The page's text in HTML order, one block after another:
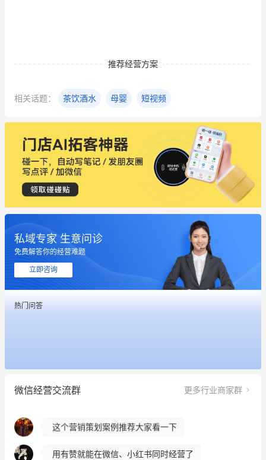
推荐经营方案
相关话题： 茶饮酒水 母婴 短视频
私域专家 生意问诊
免费解答你的经营难题
立即咨询
热门问答
微信经营交流群 更多行业商家群
这个营销策划案例推荐大家看一下
昨晚的直播课程太好啦❤️
冰墩墩货源充足需要的联系我
这个营销策划案例推荐大家看一下
用有赞就能在微信、小红书同时经营了